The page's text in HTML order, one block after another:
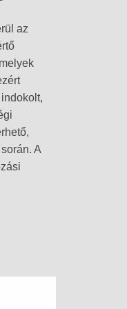
az
A